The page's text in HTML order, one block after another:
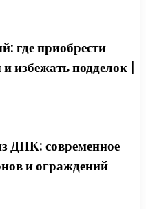
где приобрести
избежать подделок |
ДПК: современное
и ограждений